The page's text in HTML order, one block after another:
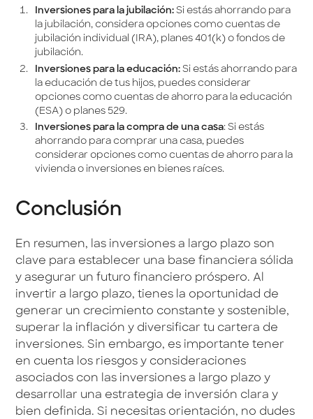
Inversiones para la jubilación: Si estás ahorrando para
la jubilación, considera opciones como cuentas de
jubilación individual (IRA), planes 401(k) o fondos de
jubilación.
Inversiones para la educación: Si estás ahorrando para
la educación de tus hijos, puedes considerar
opciones como cuentas de ahorro para la educación
(ESA) o planes 529.
Inversiones para la compra de una casa: Si estás
ahorrando para comprar una casa, puedes
considerar opciones como cuentas de ahorro para la
vivienda o inversiones en bienes raíces.
Conclusión
En resumen, las inversiones a largo plazo son
clave para establecer una base financiera sólida
y asegurar un futuro financiero próspero. Al
invertir a largo plazo, tienes la oportunidad de
generar un crecimiento constante y sostenible,
superar la inflación y diversificar tu cartera de
inversiones. Sin embargo, es importante tener
en cuenta los riesgos y consideraciones
asociados con las inversiones a largo plazo y
desarrollar una estrategia de inversión clara y
bien definida. Si necesitas orientación, no dudes